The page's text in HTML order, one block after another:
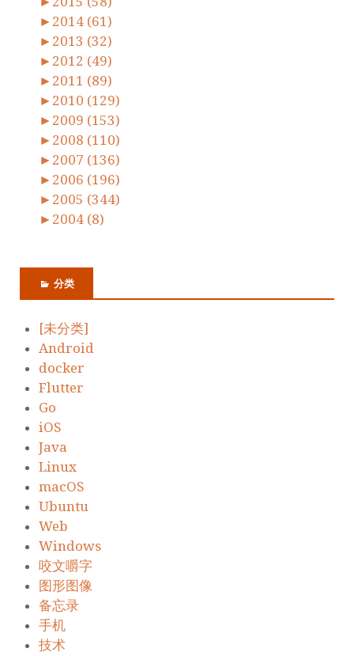
► 2014 (61)
► 2013 (32)
► 2012 (49)
► 2011 (89)
► 2010 (129)
► 2009 (153)
► 2008 (110)
► 2007 (136)
► 2006 (196)
► 2005 (344)
► 2004 (8)
分类
[未分类]
Android
docker
Flutter
Go
iOS
Java
Linux
macOS
Ubuntu
Web
Windows
咬文嚼字
图形图像
备忘录
手机
技术